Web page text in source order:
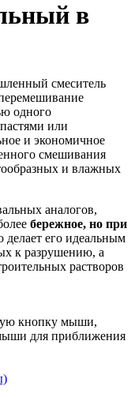
в
смеситель
одного
или
и экономичное
смешивания
и влажных
аналогов,
бережное, но при
делает его идеальным
к разрушению, а
растворов
кнопку мыши,
для приближения